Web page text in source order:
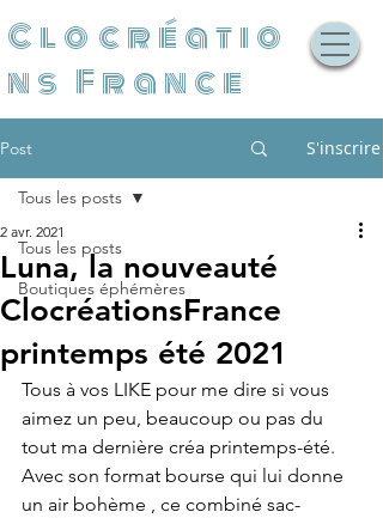
Clocréatio
ns France
Post S'inscrire
Tous les posts
Boutiques éphémères
Tous les posts
Luna, la nouveauté
ClocréationsFrance
printemps été 2021
2 avr. 2021
Tous à vos LIKE pour me dire si vous
aimez un peu, beaucoup ou pas du
tout ma dernière créa printemps-été.
Avec son format bourse qui lui donne
un air bohème , ce combiné sac-